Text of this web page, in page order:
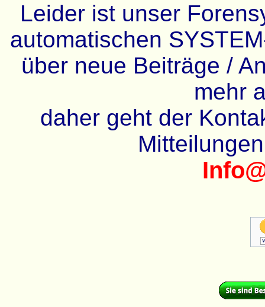
Leider ist unser
automatischen
über neue Beiträge /
mehr
daher geht der